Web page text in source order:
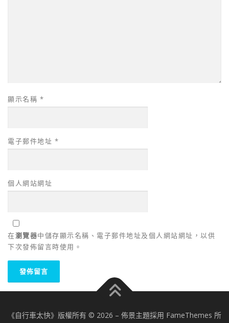
顯示名稱 *
電子郵件地址 *
個人網站網址
在瀏覽器中儲存顯示名稱、電子郵件地址及個人網站網址，以供
下次發佈留言時使用。
《自行車太快》版權所有 © 2026 – 佈景主題採用 FameThemes 所